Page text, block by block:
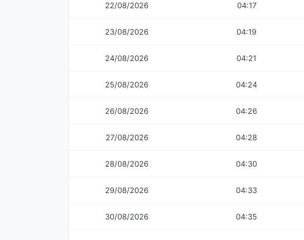
22/08/2026 04:17
23/08/2026 04:19
24/08/2026 04:21
25/08/2026 04:24
26/08/2026 04:26
27/08/2026 04:28
28/08/2026 04:30
29/08/2026 04:33
30/08/2026 04:35